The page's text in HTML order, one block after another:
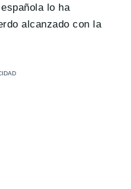
lo ha
alcanzado con la